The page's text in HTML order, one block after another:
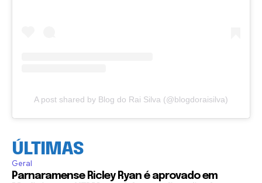
A post shared by Blog do Rai Silva (@blogdoraisilva)
ÚLTIMAS
Geral
Parnaramense Ricley Ryan é aprovado em